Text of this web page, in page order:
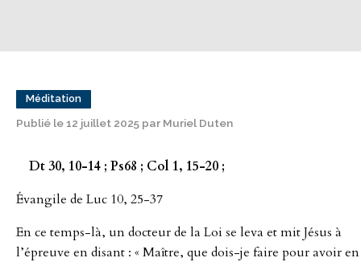
Méditation
Publié le 12 juillet 2025 par Muriel Duten
Dt 30, 10-14 ; Ps68 ; Col 1, 15-20 ;
Évangile de Luc 10, 25-37
En ce temps-là, un docteur de la Loi se leva et mit Jésus à
l’épreuve en disant : « Maître, que dois-je faire pour avoir en